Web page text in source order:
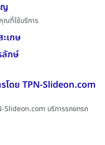
ญ
ณที่ใช้บริการ
เกษ
ลักษ์
โดย TPN-Slideon.com
Slideon.com บริการรถยกรถ